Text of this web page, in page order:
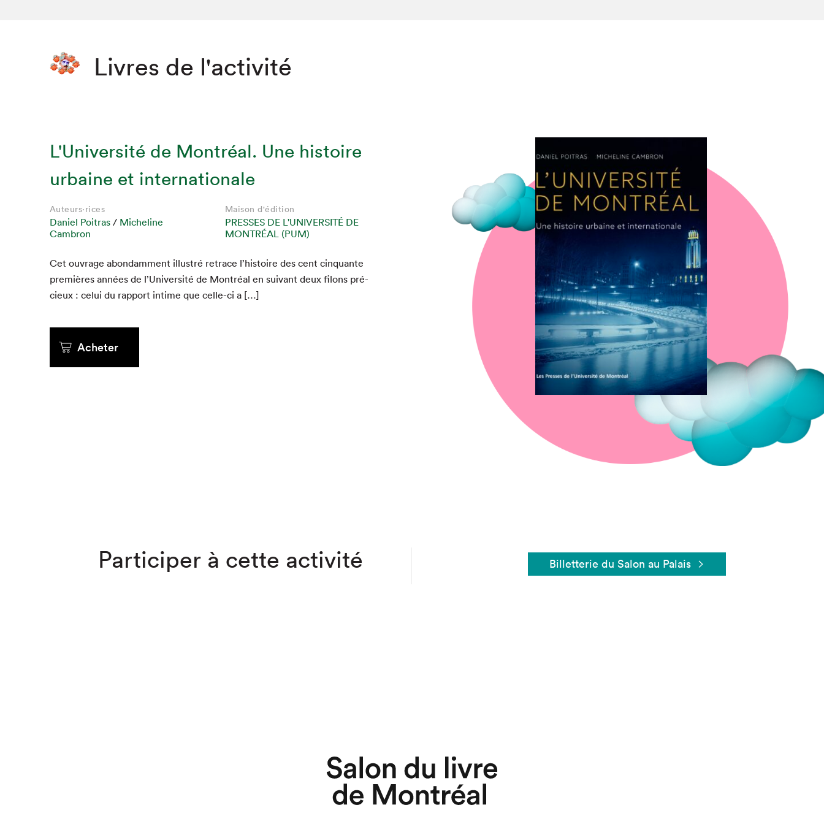
Livres de l'activité
L'Université de Montréal. Une histoire
urbaine et internationale
Auteurs·rices
Daniel Poitras/ Micheline
Cambron
Maison d'édition
PRESSES DE L'UNIVERSITÉ DE
MONTRÉAL (PUM)
Cet ouvrage abon­dam­ment illus­tré retrace l’histoire des cent cinquante
pre­mières années de l’Université de Mon­tréal en suiv­ant deux filons pré­
cieux : celui du rap­port intime que celle-ci a […]
Acheter
Participer à cette activité Billetterie du Salon au Palais